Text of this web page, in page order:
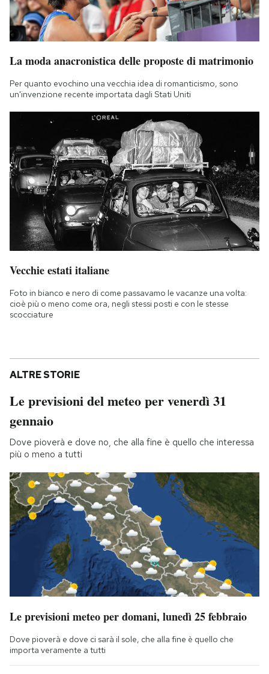
La moda anacronistica delle proposte di matrimonio
Per quanto evochino una vecchia idea di romanticismo, sono
un'invenzione recente importata dagli Stati Uniti
Vecchie estati italiane
Foto in bianco e nero di come passavamo le vacanze una volta:
cioè più o meno come ora, negli stessi posti e con le stesse
scocciature
ALTRE STORIE
Le previsioni del meteo per venerdì 31
gennaio
Dove pioverà e dove no, che alla fine è quello che interessa
più o meno a tutti
Le previsioni meteo per domani, lunedì 25 febbraio
Dove pioverà e dove ci sarà il sole, che alla fine è quello che
importa veramente a tutti